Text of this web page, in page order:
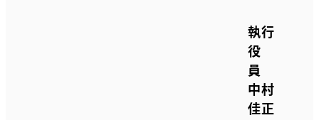
執行
役
員
中村
佳正